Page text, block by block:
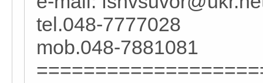
tel.048-7777028
mob.048-7881081